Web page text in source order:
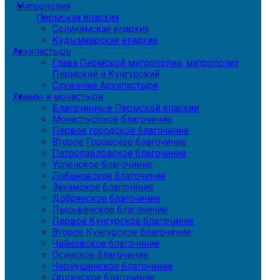
Митрополия
Пермская епархия
Соликамская епархия
Кудымкарская епархия
Архипастырь
Глава Пермской митрополии, митрополит
Пермский и Кунгурский
Служение Архипастыря
Храмы и монастыри
Благочинные Пермской епархии
Монастырское благочиние
Первое городское благочиние
Второе Городское благочиние
Петропавловское благочиние
Успенское благочиние
Лобановское благочиние
Закамское благочиние
Добрянское благочиние
Лысьвенское благочиние
Первое Кунгурское благочиние
Второе Кунгурское благочиние
Чайковское благочиние
Осинское благочиние
Чернушинское благочиние
Ординское благочиние